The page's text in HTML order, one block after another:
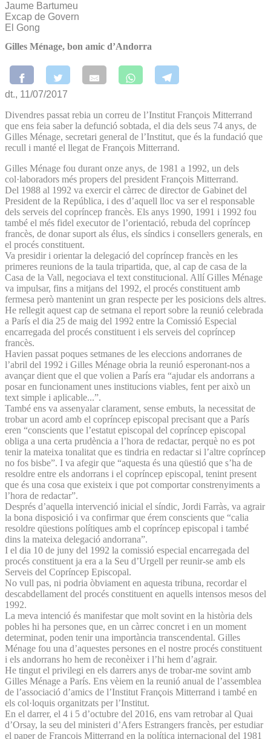
Jaume Bartumeu
Excap de Govern
El Gong
Gilles Ménage, bon amic d’Andorra
dt., 11/07/2017
Divendres passat rebia un correu de l’Institut François Mitterrand
que ens feia saber la defunció sobtada, el dia dels seus 74 anys, de
Gilles Ménage, secretari general de l’Institut, que és la fundació que
recull i manté el llegat de François Mitterrand.
Gilles Ménage fou durant onze anys, de 1981 a 1992, un dels
col·laboradors més propers del president François Mit­terrand.
Del 1988 al 1992 va exercir el càrrec de director de Gabinet del
President de la República, i des d’aquell lloc va ser el responsable
dels serveis del copríncep francès. Els anys 1990, 1991 i 1992 fou
també el més fidel executor de l’orientació, rebuda del copríncep
francès, de donar suport als élus, els síndics i consellers generals, en
el procés constituent.
Va presidir i orientar la delegació del copríncep francès en les
primeres reunions de la taula tripartida, que, al cap de casa de la
Casa de la Vall, negociava el text constitucional. Allí Gilles Ménage
va impulsar, fins a mitjans del 1992, el procés constituent amb
fermesa però mantenint un gran respecte per les posicions dels altres.
He rellegit aquest cap de setmana el report sobre la reunió celebrada
a París el dia 25 de maig del 1992 entre la Comissió Especial
encarregada del procés constituent i els serveis del copríncep
francès.
Havien passat poques setmanes de les eleccions andorranes de
l’abril del 1992 i Gilles Ménage obria la reunió esperonant-nos a
avançar dient que el que volien a París era “ajudar els andorrans a
posar en funcionament unes institucions viables, fent per això un
text simple i apli­cable...”.
També ens va assenyalar clarament, sense embuts, la necessitat de
trobar un acord amb el copríncep episcopal precisant que a París
eren “conscients que l’estatut episcopal del copríncep episcopal
obliga a una certa prudència a l’hora de redactar, perquè no es pot
tenir la mateixa tonalitat que es tindria en redactar si l’altre copríncep
no fos bisbe”. I va afegir que “aquesta és una qüestió que s’ha de
resoldre entre els andorrans i el copríncep episcopal, tenint present
que és una cosa que existeix i que pot comportar constrenyiments a
l’hora de redactar”.
Després d’aquella intervenció inicial el síndic, Jordi Farràs, va agrair
la bona disposició i va confirmar que érem conscients que “calia
resoldre qüestions polítiques amb el copríncep episcopal i també
dins la mateixa delegació andorrana”.
I el dia 10 de juny del 1992 la comissió especial encarregada del
procés constituent ja era a la Seu d’Urgell per reunir-se amb els
Serveis del Copríncep Episcopal.
No vull pas, ni podria òbviament en aquesta tribuna, recordar el
descabdellament del procés constituent en aquells intensos mesos del
1992.
La meva intenció és manifestar que molt sovint en la història dels
pobles hi ha persones que, en un càrrec concret i en un moment
determinat, poden tenir una importància transcendental. Gilles
Ménage fou una d’aquestes persones en el nostre procés constituent
i els andorrans ho hem de reconèixer i l’hi hem d’agrair.
He tingut el privilegi en els darrers anys de trobar-me sovint amb
Gilles Ménage a París. Ens vèiem en la reunió anual de l’assemblea
de l’associació d’amics de l’Institut François Mitterrand i també en
els col·loquis organitzats per l’Institut.
En el darrer, el 4 i 5 d’octubre del 2016, ens vam retrobar al Quai
d’Orsay, la seu del ministeri d’Afers Estrangers francès, per estudiar
el paper de François Mitterrand en la política internacional del 1981